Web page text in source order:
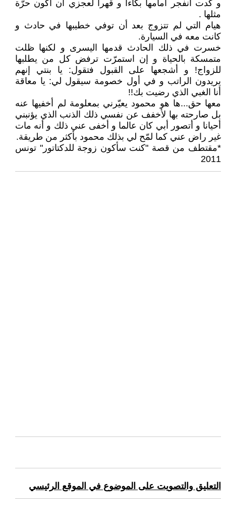
و كدت أنفجر أمامها بكاءا و قهرا لعجزي أن أكون حرّة
مثلها .
هيام التي لم تتزوج بعد أن توفي خطيبها في حادث و
كانت معه في السيارة.
خسرت في ذلك الحادث قدمها اليسرى و لكنها ظلت
متمسكة بالحياة و إن استمرّت ترفض كل من يطلبها
للزواج! و أشجعها على القبول فتقول: يا بنتي إنهم
يريدون الراتب و في أول خصومة سيقول لي: يا معاقة
أنا الغبي الذي رضيت بك!!
معها حق...ها هو محمود يعيّرني بمعلومة لم أخفيها عنه
بل صارحته بها لأخفف عن نفسي ذلك الذنب الذي يؤنبني
أحيانا و أتصور أبي كان عالما و أخفى عني ذلك و أنه مات
غير راض عني كما لمّح لي بذلك محمود بأكثر من طريقة.
*مقتطف من قصة ʺكنت سأكون زوجة للدكتاتورʺ تونس
2011
التعليق والتصويت على الموضوع في الموقع الرئيسي